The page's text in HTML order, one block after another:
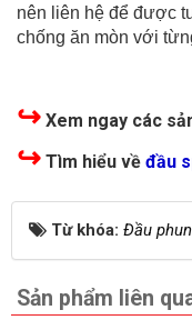
nên liên hệ để được
chống ăn mòn với
↪ Xem ngay các
↪ Tìm hiểu về đầu
Từ khóa: Đầu
Sản phẩm liên